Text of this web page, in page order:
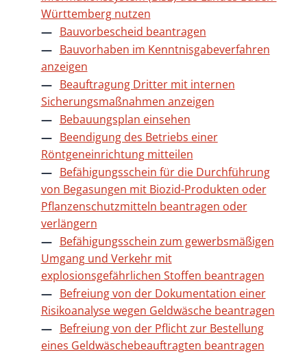
Württemberg nutzen
Bauvorbescheid beantragen
Bauvorhaben im Kenntnisgabeverfahren
anzeigen
Beauftragung Dritter mit internen
Sicherungsmaßnahmen anzeigen
Bebauungsplan einsehen
Beendigung des Betriebs einer
Röntgeneinrichtung mitteilen
Befähigungsschein für die Durchführung
von Begasungen mit Biozid-Produkten oder
Pflanzenschutzmitteln beantragen oder
verlängern
Befähigungsschein zum gewerbsmäßigen
Umgang und Verkehr mit
explosionsgefährlichen Stoffen beantragen
Befreiung von der Dokumentation einer
Risikoanalyse wegen Geldwäsche beantragen
Befreiung von der Pflicht zur Bestellung
eines Geldwäschebeauftragten beantragen